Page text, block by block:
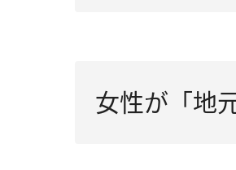
女性が「地